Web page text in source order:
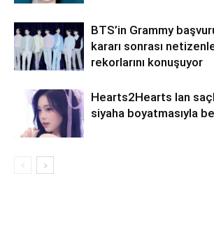
BTS’in Grammy
kararı sonrası
rekorlarını konuşuyor
Hearts2Hearts Ian
siyaha boyatmasıyla